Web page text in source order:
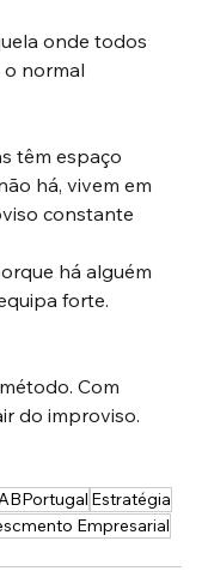
onde todos
o normal
têm espaço
há, vivem em
constante
há alguém
forte.
Com
do improviso.
Estratégia
Empresarial